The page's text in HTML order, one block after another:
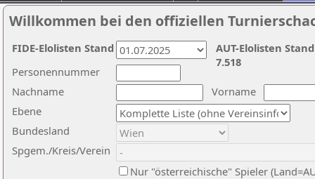
Willkommen bei den offiziellen
Nachname
Vorname
Ebene
Personennummer
Bundesland
Spgem./Kreis/Verein
Nur "österreichische" Spieler
AUT-Elolisten
7.518
FIDE-Elolisten Stand